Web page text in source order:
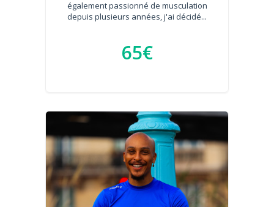
également passionné de musculation
depuis plusieurs années, j'ai décidé...
65€